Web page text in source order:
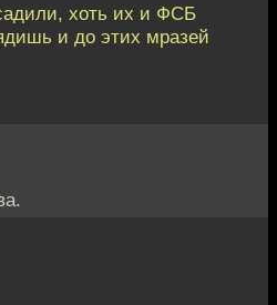
хоть их и ФСБ
и до этих мразей